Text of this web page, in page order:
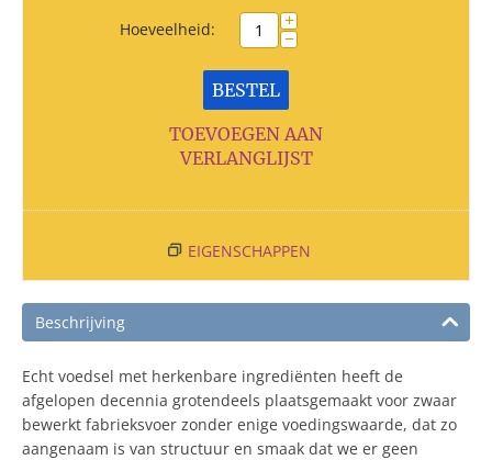
Hoeveelheid: +
−
BESTEL
TOEVOEGEN AAN
VERLANGLIJST
EIGENSCHAPPEN
Beschrijving
Echt voedsel met herkenbare ingrediënten heeft de
afgelopen decennia grotendeels plaatsgemaakt voor zwaar
bewerkt fabrieksvoer zonder enige voedingswaarde, dat zo
aangenaam is van structuur en smaak dat we er geen